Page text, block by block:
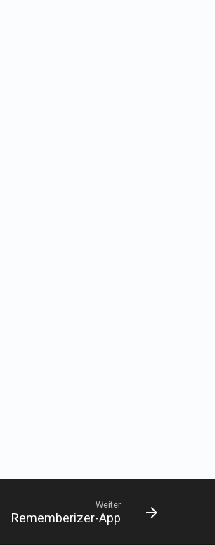
Weiter
Rememberizer-App